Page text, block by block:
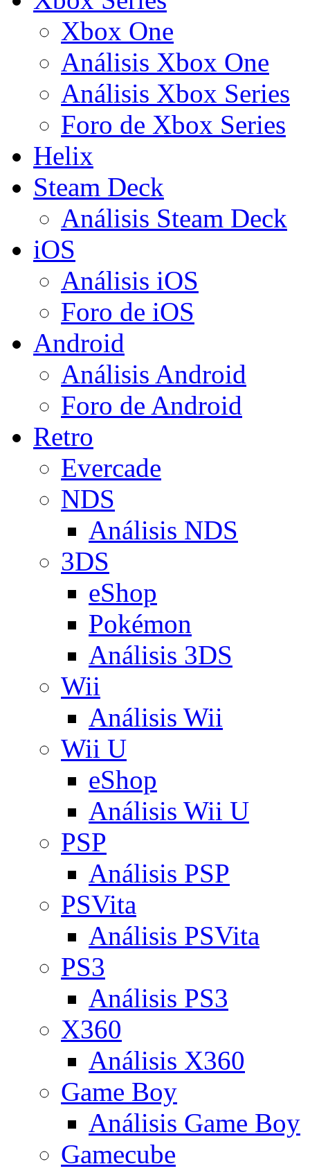
Xbox One
Análisis Xbox One
Análisis Xbox Series
Foro de Xbox Series
Helix
Steam Deck
Análisis Steam Deck
iOS
Análisis iOS
Foro de iOS
Android
Análisis Android
Foro de Android
Retro
Evercade
NDS
Análisis NDS
3DS
eShop
Pokémon
Análisis 3DS
Wii
Análisis Wii
Wii U
eShop
Análisis Wii U
PSP
Análisis PSP
PSVita
Análisis PSVita
PS3
Análisis PS3
X360
Análisis X360
Game Boy
Análisis Game Boy
Gamecube